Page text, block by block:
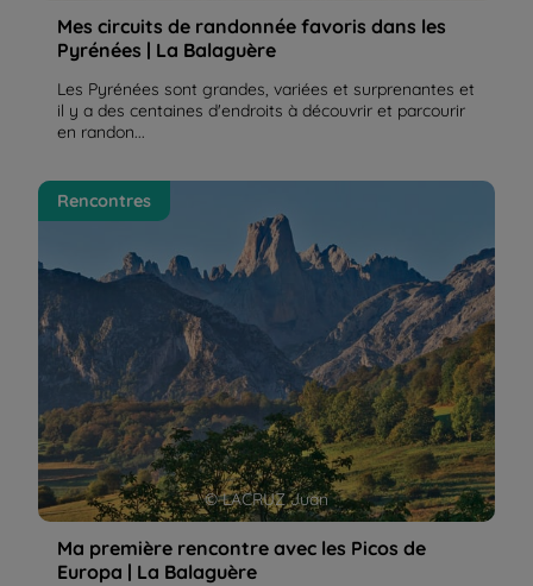
Mes circuits de randonnée favoris dans les
Pyrénées | La Balaguère
Les Pyrénées sont grandes, variées et surprenantes et
il y a des centaines d'endroits à découvrir et parcourir
en randon...
Ma première rencontre avec les Picos de Europa |
La Balaguère
© LACRUZ Juan
Rencontres
Ma première rencontre avec les Picos de
Europa | La Balaguère